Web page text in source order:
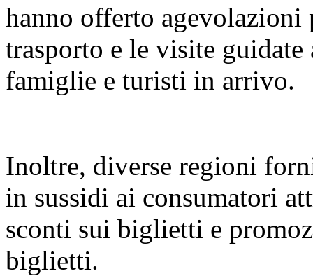
hanno offerto
trasporto e le visite
famiglie e turisti in arrivo.
Inoltre, diverse regioni
in sussidi ai consumatori
sconti sui biglietti e
biglietti.